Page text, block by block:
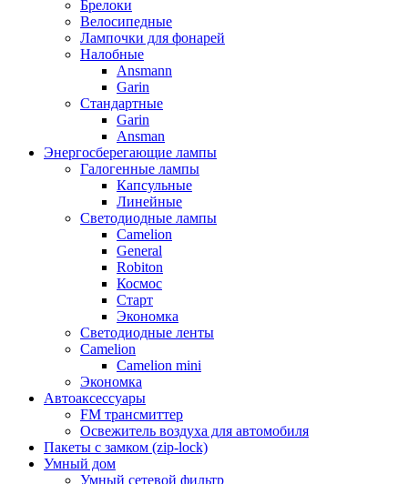
Брелоки
Велосипедные
Лампочки для фонарей
Налобные
Ansmann
Garin
Стандартные
Garin
Ansman
Энергосберегающие лампы
Галогенные лампы
Капсульные
Линейные
Светодиодные лампы
Camelion
General
Robiton
Космос
Старт
Экономка
Светодиодные ленты
Camelion
Camelion mini
Экономка
Автоаксессуары
FM трансмиттер
Освежитель воздуха для автомобиля
Пакеты с замком (zip-lock)
Умный дом
Умный сетевой фильтр